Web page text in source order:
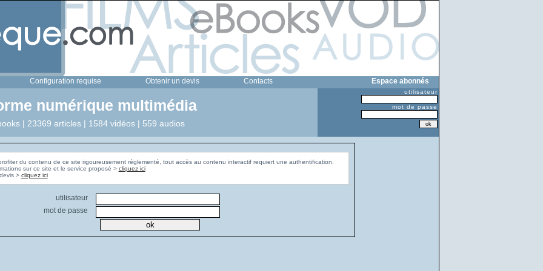
Configuration requise Obtenir un devis Contacts Espace abonnés
numérique multimédia
| 23369 articles | 1584 vidéos | 559 audios
utilisateur
mot de passe
du contenu de ce site rigoureusement réglementé, tout accès au contenu interactif requiert une authentification.
sur ce site et le service proposé > cliquez ici
Pour obtenir un devis > cliquez ici
utilisateur
mot de passe